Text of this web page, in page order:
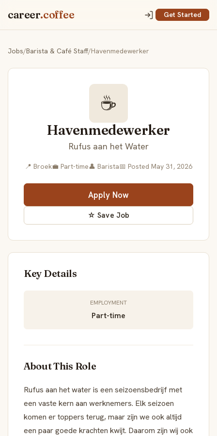
career.coffee Get Started
Jobs/Barista & Café Staff/Havenmedewerker
☕
Havenmedewerker
Rufus aan het Water
📍 Broek💼 Part-time👤 Barista📅 Posted May 31, 2026
Apply Now
☆ Save Job
Key Details
EMPLOYMENT
Part-time
About This Role
Rufus aan het water is een seizoensbedrijf met
een vaste kern aan werknemers. Elk seizoen
komen er toppers terug, maar zijn we ook altijd
een paar goede krachten kwijt. Daarom zijn wij ook